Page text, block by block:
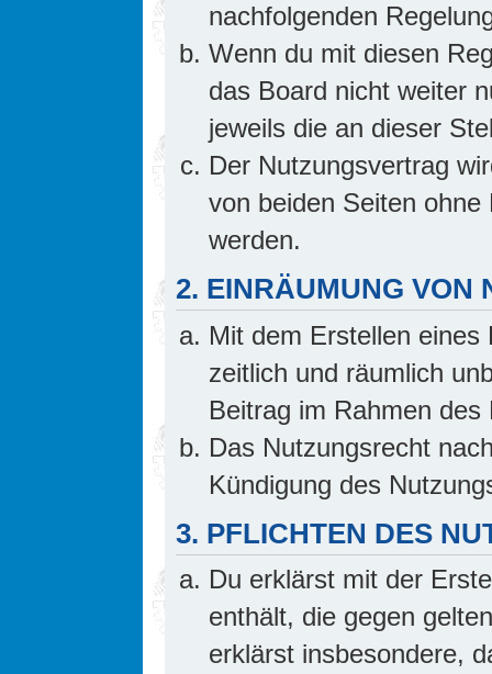
nachfolgenden
Wenn du mit diesen
das Board nicht weiter
jeweils die an dieser
Der Nutzungsvertrag
von beiden Seiten
werden.
2. EINRÄUMUNG VON
Mit dem Erstellen
zeitlich und räumlich
Beitrag im Rahmen
Das Nutzungsrecht
Kündigung des
3. PFLICHTEN DES
Du erklärst mit der
enthält, die gegen
erklärst insbesondere,